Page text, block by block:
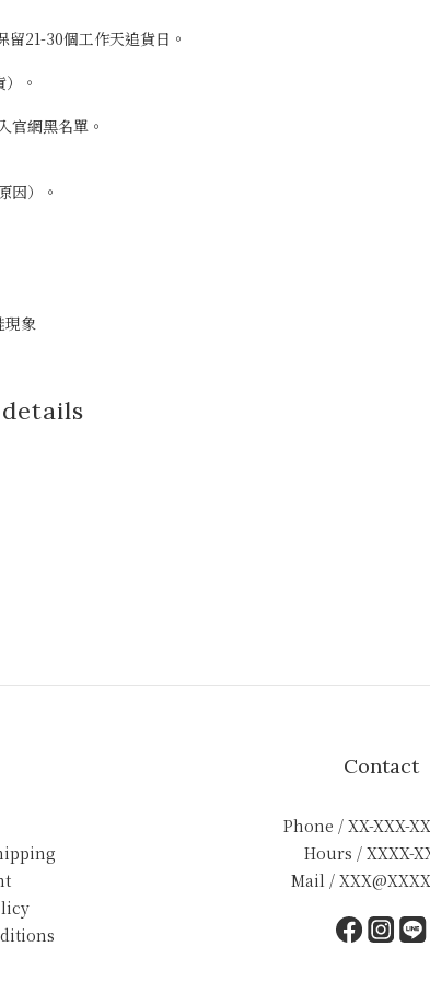
21-30個工作天追貨日。
。
官網黑名單。
因）。
現象
Contact
Phone / XX-XXX-
Hours / XXXX-
Mail /